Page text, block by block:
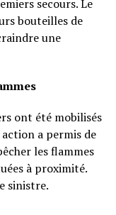
secours. Le
bouteilles de
une
ont été mobilisés
a permis de
les flammes
à proximité.
sinistre.